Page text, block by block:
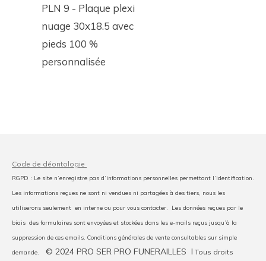
PLN 9 - Plaque plexi
nuage 30x18.5 avec
pieds 100 %
personnalisée
Code de déontologie
RGPD : Le site n’enregistre pas d’informations personnelles permettant l’identification.
Les informations reçues ne sont ni vendues ni partagées à des tiers, nous les
utiliserons seulement en interne ou pour vous contacter. Les données reçues par le
biais des formulaires sont envoyées et stockées dans les e-mails reçus jusqu’à la
suppression de ces emails. Conditions générales de vente consultables sur simple
demande. © 2024 PRO SER PRO FUNERAILLES I Tous droits